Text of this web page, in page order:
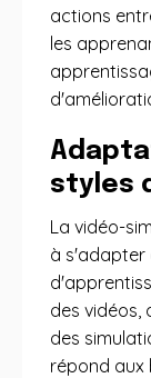
actions
les
styles
La vidéo-
à s'adapter
des vidéos,
des
répond aux